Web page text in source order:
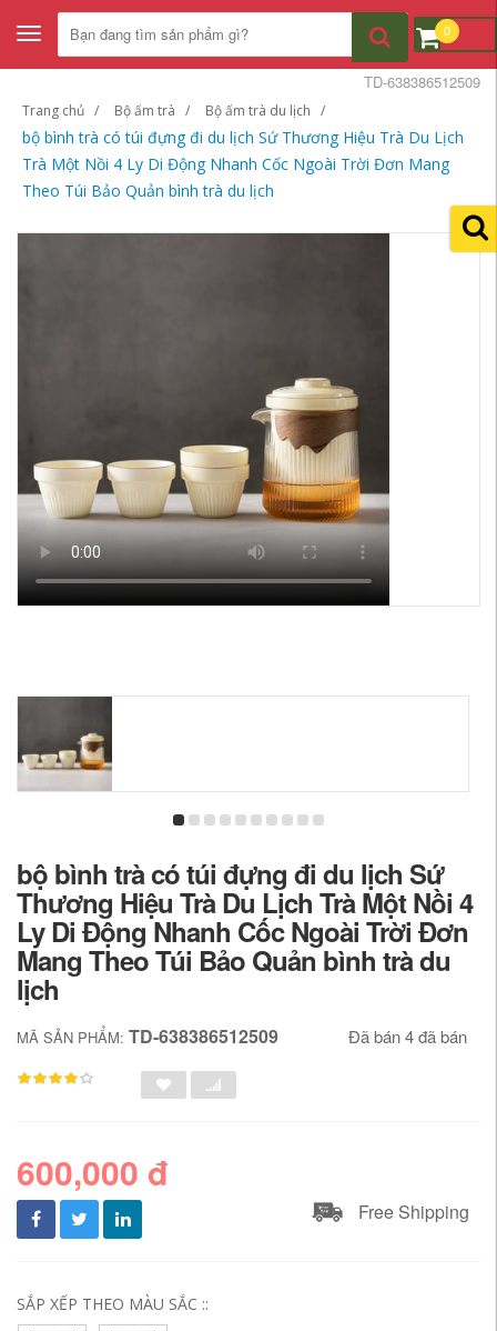
Toggle
navigation
0
Trang chủ Bộ ấm trà Bộ ấm trà du lịch
bộ bình trà có túi đựng đi du lịch Sứ Thương Hiệu Trà Du Lịch
Trà Một Nồi 4 Ly Di Động Nhanh Cốc Ngoài Trời Đơn Mang
Theo Túi Bảo Quản bình trà du lịch
TD-638386512509
bộ bình trà có túi đựng đi du lịch Sứ
Thương Hiệu Trà Du Lịch Trà Một Nồi 4
Ly Di Động Nhanh Cốc Ngoài Trời Đơn
Mang Theo Túi Bảo Quản bình trà du
lịch
MÃ SẢN PHẨM: TD-638386512509 Đã bán 4 đã bán
600,000 đ
Free Shipping
SẮP XẾP THEO MÀU SẮC ::